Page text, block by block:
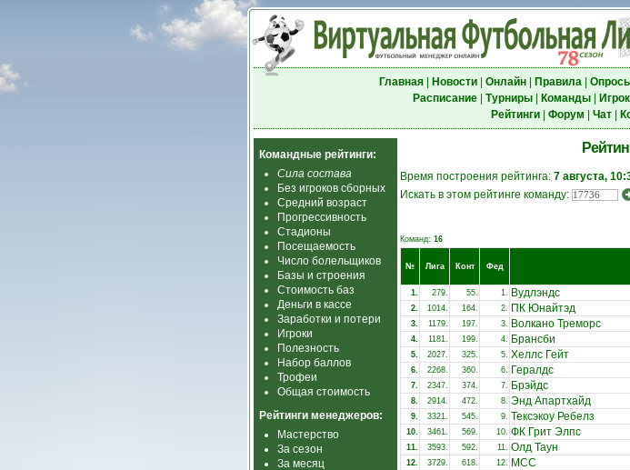
Главная| Новости| Онлайн| Правила|
Расписание| Турниры| Команды|
Рейтинги| Форум Чат|
Командные рейтинги:
Сила состава
Без игроков сборных
Средний возраст
Прогрессивность
Стадионы
Посещаемость
Число болельщиков
Базы и строения
Стоимость баз
Деньги в кассе
Заработки и потери
Игроки
Полезность
Набор баллов
Трофеи
Общая стоимость
Рейтинги менеджеров:
Мастерство
За сезон
За месяц
Время построения рейтинга: 7 августа,
Искать в этом рейтинге команду:
Команд: 16
№ Лига Конт Фед
1. 279. 55. 1. Вудлэндс
2.
1014. 164. 2. ПК Юнайтэд
3.
1179. 197. 3. Волкано Треморс
4.
1181. 199. 4. Брансби
5.
2027. 325. 5. Хеллс Гейт
6.
2268. 360. 6. Гералдс
7.
2347. 374. 7. Брэйдс
8.
2914. 472. 8. Энд Апартхайд
9.
3321. 545. 9. Тексэкоу Ребелз
10.
3461. 569. 10. ФК Грит Элпс
11.
3593. 592. 11. Олд Таун
12.
3729. 618. 12. МСС